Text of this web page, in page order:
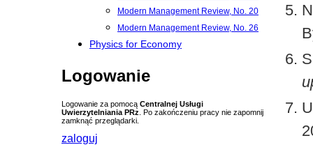
Modern Management Review, No. 20
Modern Management Review, No. 26
Physics for Economy
Logowanie
Logowanie za pomocą Centralnej Usługi
Uwierzytelniania PRz . Po zakończeniu pracy nie zapomnij
zamknąć przeglądarki.
zaloguj